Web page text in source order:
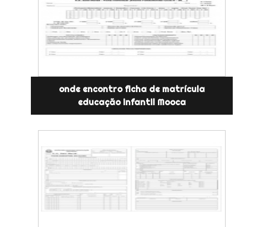
onde encontro ficha de matrícula
educação infantil Mooca